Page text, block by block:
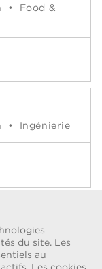
du site. Les
au
•
Food &
• Ingénierie